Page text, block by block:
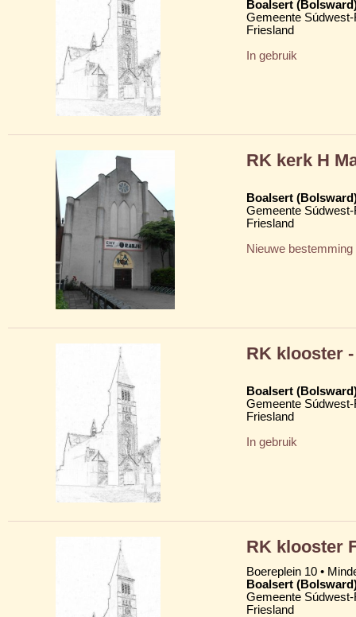
Boalsert
Gemeente
Friesland
In gebruik
RK kerk H
Boalsert
Gemeente
Friesland
Nieuwe bestemming
RK klooster
Boalsert
Gemeente
Friesland
In gebruik
RK klooster
Boereplein 10 •
Boalsert
Gemeente
Friesland